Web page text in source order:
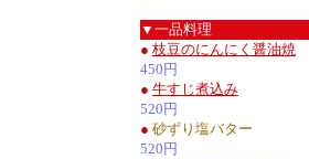
▼一品料理
● 枝豆のにんにく醤油焼
450円
● 牛すじ煮込み
520円
● 砂ずり塩バター
520円